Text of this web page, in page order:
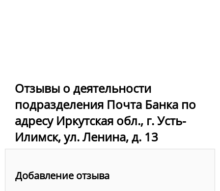
Отзывы о деятельности
подразделения Почта Банка по
адресу Иркутская обл., г. Усть-
Илимск, ул. Ленина, д. 13
Добавление отзыва